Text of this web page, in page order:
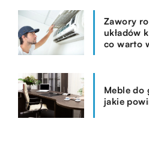
Zawory
układów
co warto
Meble do
jakie